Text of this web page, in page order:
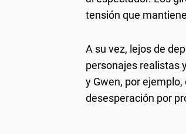
tensión que
A su vez, lejos de
personajes realistas
y Gwen, por
desesperación por